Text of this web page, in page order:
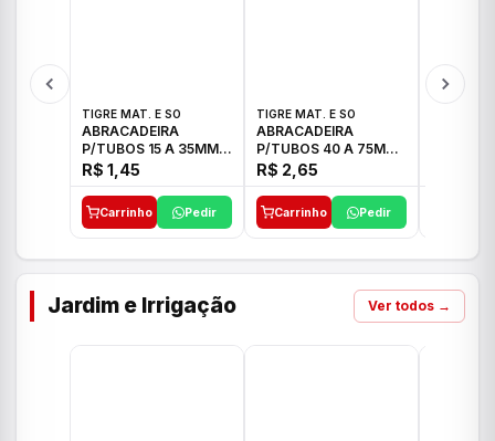
TIGRE MAT. E SO
ABRACADEIRA
P/TUBOS 15 A 35MM
TIGRE
R$ 1,45
Carrinho Pedir
TIGRE MAT. E SO
ABRACADEIRA
P/TUBOS 40 A 75MM
TIGRE
R$ 2,65
Carrinho Pedir
Jardim e Irrigação Ver todos →